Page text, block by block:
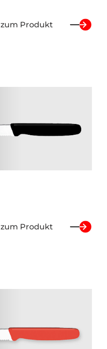
zum Produkt
zum Produkt